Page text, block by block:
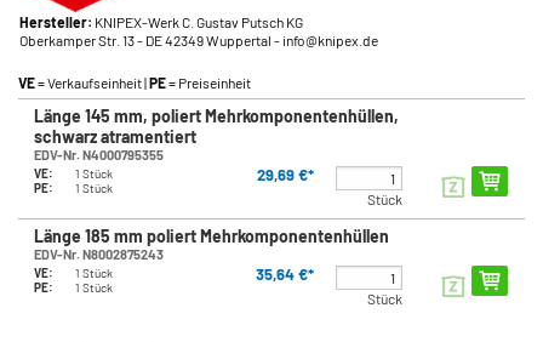
Hersteller: KNIPEX-Werk C. Gustav Putsch KG
Oberkamper Str. 13- DE 42349 Wuppertal - info@knipex.de
VE= Verkaufseinheit |PE= Preiseinheit
Länge 145 mm, poliert Mehrkomponentenhüllen,
schwarz atramentiert
EDV-Nr. N4000795355
VE:
1 Stück
PE:
1 Stück
29,69 €*
Stück
Länge 185 mm poliert Mehrkomponentenhüllen
EDV-Nr. N8002875243
VE:
1 Stück
PE:
1 Stück
35,64 €*
Stück